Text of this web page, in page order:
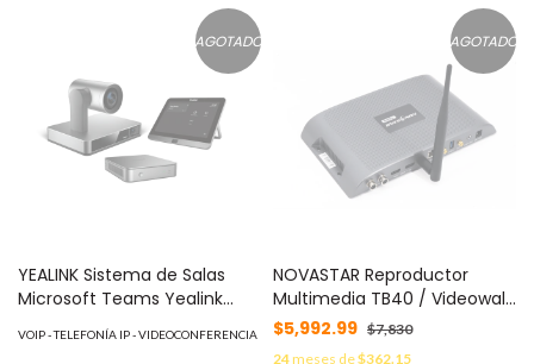
AGOTADO
YEALINK Sistema de Salas
Microsoft Teams Yealink
MVC860 para Salas de
Reuniones Medianas y
VOIP - TELEFONÍA IP - VIDEOCONFERENCIA
AGOTADO
NOVASTAR Reproductor
Multimedia TB40 / Videowall
LED 1.3 MP / 2 Puertos Gigabit
Ethernet / HDMI 1.3 / USB 3.0 /
$5,992.99 $7,830
24meses de$362.15